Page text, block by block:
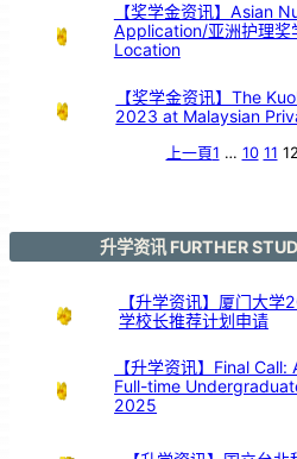
【奖学金资讯】Asian
Application/亚洲护理
Location
【奖学金资讯】The
2023 at Malaysian
上一頁1 … 10 11 12
升学资讯 FURTHER
【升学资讯】厦门大
学校长推荐计划申请
【升学资讯】Final
Full-time
2025